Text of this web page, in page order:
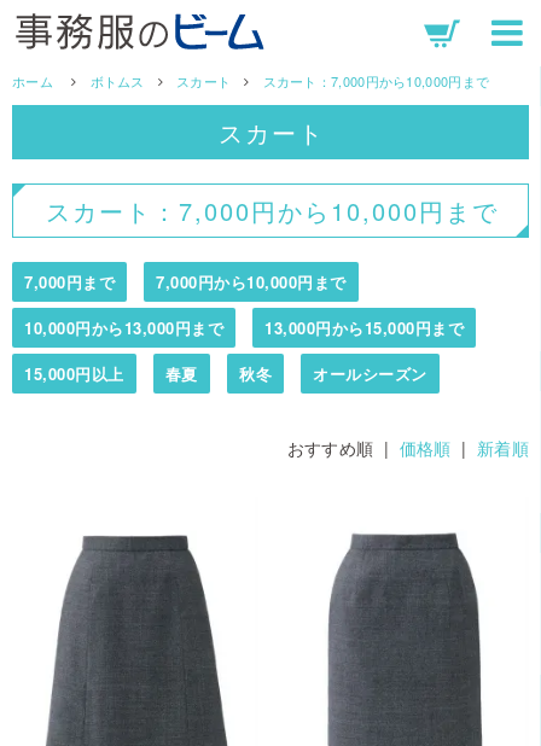
ホーム ボトムス スカート スカート：7,000円から10,000円まで
スカート
スカート：7,000円から10,000円まで
7,000円まで
7,000円から10,000円まで
10,000円から13,000円まで
13,000円から15,000円まで
15,000円以上
春夏 秋冬 オールシーズン
おすすめ順 | 価格順 | 新着順